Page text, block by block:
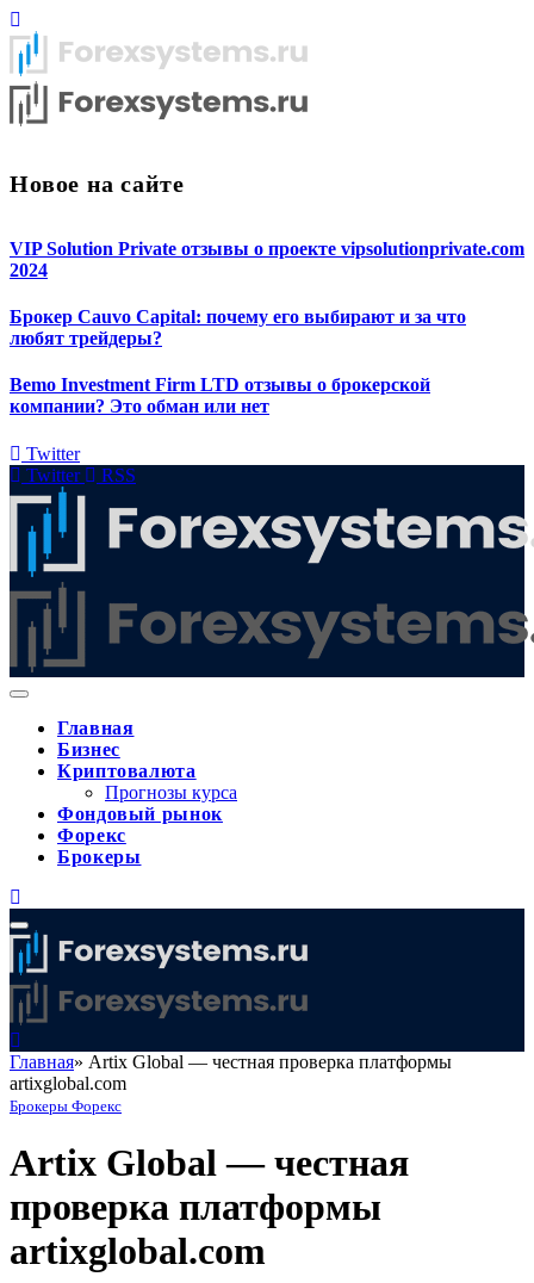
Новое на сайте
VIP Solution Private отзывы о проекте vipsolutionprivate.com
2024
Брокер Cauvo Capital: почему его выбирают и за что
любят трейдеры?
Bemo Investment Firm LTD отзывы о брокерской
компании? Это обман или нет
Twitter
Twitter
RSS
Главная
Бизнес
Криптовалюта
Прогнозы курса
Фондовый рынок
Форекс
Брокеры
Главная» Artix Global — честная проверка платформы
artixglobal.com
Брокеры Форекс
Artix Global — честная
проверка платформы
artixglobal.com